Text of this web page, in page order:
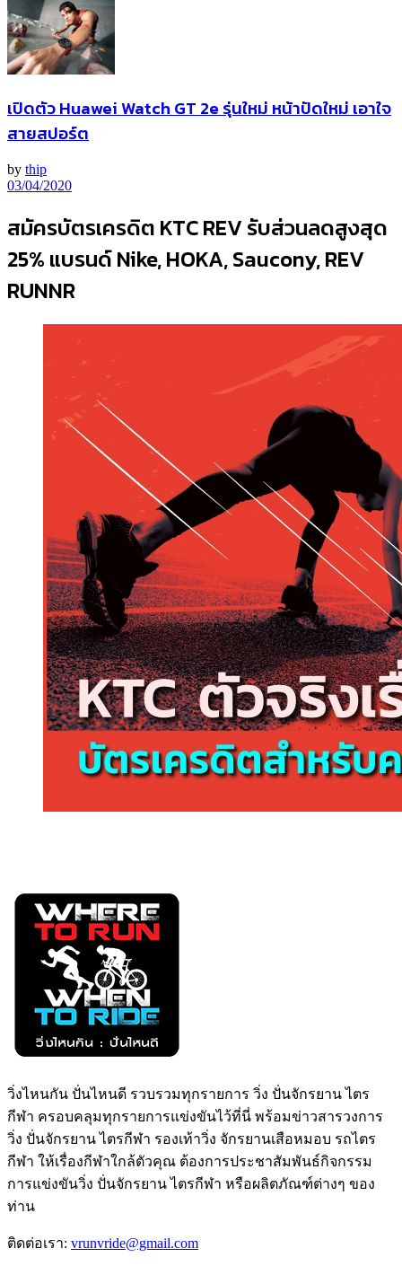
เปิดตัว Huawei Watch GT 2e รุ่นใหม่ หน้าปัดใหม่ เอาใจ
สายสปอร์ต
by thip
03/04/2020
สมัครบัตรเครดิต KTC REV รับส่วนลดสูงสุด
25% แบรนด์ Nike, HOKA, Saucony, REV
RUNNR
วิ่งไหนกัน ปั่นไหนดี รวบรวมทุกรายการ วิ่ง ปั่นจักรยาน ไตร
กีฬา ครอบคลุมทุกรายการแข่งขันไว้ที่นี่ พร้อมข่าวสารวงการ
วิ่ง ปั่นจักรยาน ไตรกีฬา รองเท้าวิ่ง จักรยานเสือหมอบ รถไตร
กีฬา ให้เรื่องกีฬาใกล้ตัวคุณ ต้องการประชาสัมพันธ์กิจกรรม
การแข่งขันวิ่ง ปั่นจักรยาน ไตรกีฬา หรือผลิตภัณฑ์ต่างๆ ของ
ท่าน
ติดต่อเรา: vrunvride@gmail.com